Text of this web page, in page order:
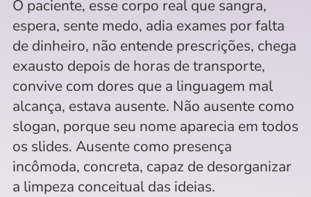
O paciente, esse corpo real que sangra,
espera, sente medo, adia exames por falta
de dinheiro, não entende prescrições, chega
exausto depois de horas de transporte,
convive com dores que a linguagem mal
alcança, estava ausente. Não ausente como
slogan, porque seu nome aparecia em todos
os slides. Ausente como presença
incômoda, concreta, capaz de desorganizar
a limpeza conceitual das ideias.